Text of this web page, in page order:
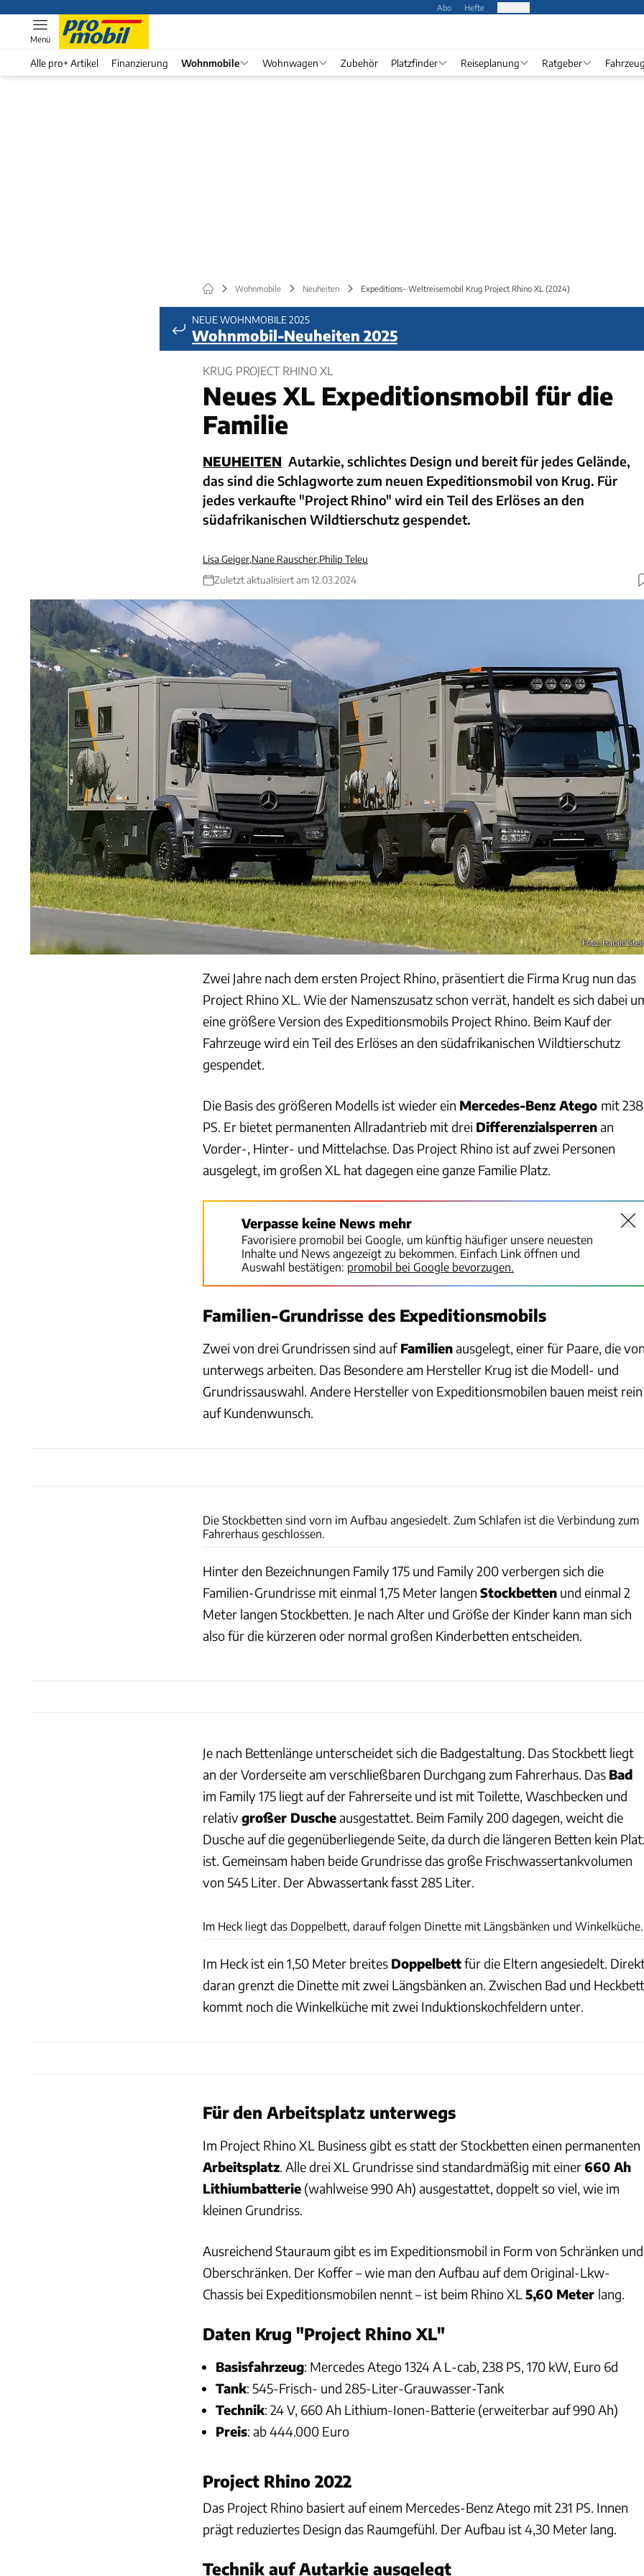
Abo Hefte
Menü
Alle pro+ Artikel Finanzierung Wohnmobile Wohnwagen Zubehör Platzfinder Reiseplanung Ratgeber
Wohnmobile Neuheiten Expeditions- Weltreisemobil Krug Project Rhino XL (2024)
NEUE WOHNMOBILE 2025
Wohnmobil-Neuheiten 2025
KRUG PROJECT RHINO XL
Neues XL Expeditionsmobil für die
Familie
NEUHEITEN Autarkie, schlichtes Design und bereit für jedes Gelände,
das sind die Schlagworte zum neuen Expeditionsmobil von Krug. Für
jedes verkaufte "Project Rhino" wird ein Teil des Erlöses an den
südafrikanischen Wildtierschutz gespendet.
Lisa Geiger,Nane Rauscher,Philip Teleu
Zuletzt aktualisiert am 12.03.2024
Foto: Harald
Zwei Jahre nach dem ersten Project Rhino, präsentiert die Firma Krug nun das
Project Rhino XL. Wie der Namenszusatz schon verrät, handelt es sich dabei
eine größere Version des Expeditionsmobils Project Rhino. Beim Kauf der
Fahrzeuge wird ein Teil des Erlöses an den südafrikanischen Wildtierschutz
gespendet.
Die Basis des größeren Modells ist wieder ein Mercedes-Benz Atego mit 238
PS. Er bietet permanenten Allradantrieb mit drei Differenzialsperrenan
Vorder-, Hinter- und Mittelachse. Das Project Rhino ist auf zwei Personen
ausgelegt, im großen XL hat dagegen eine ganze Familie Platz.
Verpasse keine News mehr
Favorisiere promobil bei Google, um künftig häufiger unsere neuesten
Inhalte und News angezeigt zu bekommen. Einfach Link öffnen und
Auswahl bestätigen: promobil bei Google bevorzugen.
Familien-Grundrisse des Expeditionsmobils
Zwei von drei Grundrissen sind aufFamilienausgelegt, einer für Paare, die
unterwegs arbeiten. Das Besondere am Hersteller Krug ist die Modell- und
Grundrissauswahl. Andere Hersteller von Expeditionsmobilen bauen meist rein
auf Kundenwunsch.
Die Stockbetten sind vorn im Aufbau angesiedelt. Zum Schlafen ist die Verbindung zum
Fahrerhaus geschlossen.
Hinter den Bezeichnungen Family 175 und Family 200 verbergen sich die
Familien-Grundrisse mit einmal 1,75 Meter langen Stockbetten und einmal 2
Meter langen Stockbetten. Je nach Alter und Größe der Kinder kann man sich
also für die kürzeren oder normal großen Kinderbetten entscheiden.
Je nach Bettenlänge unterscheidet sich die Badgestaltung. Das Stockbett liegt
an der Vorderseite am verschließbaren Durchgang zum Fahrerhaus. Das Bad
im Family 175 liegt auf der Fahrerseite und ist mit Toilette, Waschbecken und
relativgroßer Duscheausgestattet. Beim Family 200 dagegen, weicht die
Dusche auf die gegenüberliegende Seite, da durch die längeren Betten kein
ist. Gemeinsam haben beide Grundrisse das große Frischwassertankvolumen
von 545 Liter. Der Abwassertank fasst 285 Liter.
Im Heck liegt das Doppelbett, darauf folgen Dinette mit Längsbänken und Winkelküche.
Im Heck ist ein 1,50 Meter breites Doppelbettfür die Eltern angesiedelt.
daran grenzt die Dinette mit zwei Längsbänken an. Zwischen Bad und Heckbett
kommt noch die Winkelküche mit zwei Induktionskochfeldern unter.
Für den Arbeitsplatz unterwegs
Im Project Rhino XL Business gibt es statt der Stockbetten einen permanenten
Arbeitsplatz. Alle drei XL Grundrisse sind standardmäßig mit einer660 Ah
Lithiumbatterie (wahlweise 990 Ah) ausgestattet, doppelt so viel, wie im
kleinen Grundriss.
Ausreichend Stauraum gibt es im Expeditionsmobil in Form von Schränken und
Oberschränken. Der Koffer – wie man den Aufbau auf dem Original-Lkw-
Chassis bei Expeditionsmobilen nennt – ist beim Rhino XL5,60 Meter lang.
Daten Krug "Project Rhino XL"
Basisfahrzeug: Mercedes Atego 1324 A L-cab, 238 PS, 170 kW, Euro 6d
Tank: 545-Frisch- und 285-Liter-Grauwasser-Tank
Technik: 24 V, 660 Ah Lithium-Ionen-Batterie (erweiterbar auf 990 Ah)
Preis: ab 444.000 Euro
Project Rhino 2022
Das Project Rhino basiert auf einem Mercedes-Benz Atego mit 231 PS. Innen
prägt reduziertes Design das Raumgefühl. Der Aufbau ist 4,30 Meter lang.
Technik auf Autarkie ausgelegt